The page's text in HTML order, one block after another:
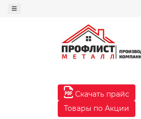
Скачать прайс
Товары по Акции